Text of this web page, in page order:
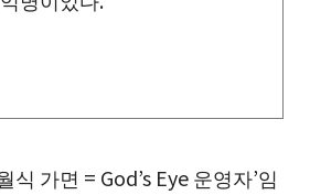
식 가면 = God’s Eye 운영자’임